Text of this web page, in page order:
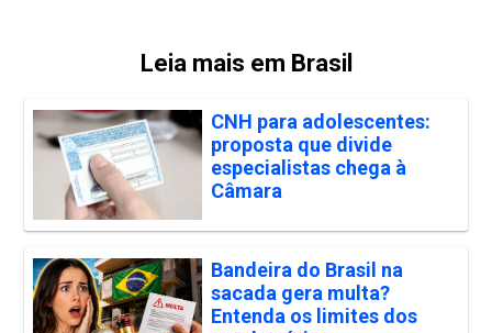
Leia mais em Brasil
CNH para adolescentes:
proposta que divide
especialistas chega à
Câmara
Bandeira do Brasil na
sacada gera multa?
Entenda os limites dos